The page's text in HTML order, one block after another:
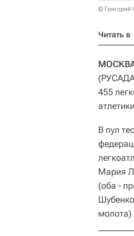
© Григорий
Читать в
455
В пул
Мария
(оба -
молота)